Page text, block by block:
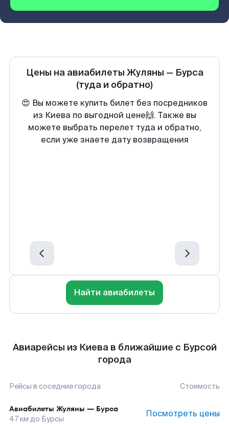
Цены на авиабилеты Жуляны — Бурса
(туда и обратно)
😍 Вы можете купить билет без посредников
из Киева по выгодной цене🙌. Также вы
можете выбрать перелет туда и обратно,
если уже знаете дату возвращения
Найти авиабилеты
Авиарейсы из Киева в ближайшие с Бурсой
города
Рейсы в соседние города Стоимость
Авиабилеты Жуляны — Бурса
47км до Бурсы Посмотреть цены